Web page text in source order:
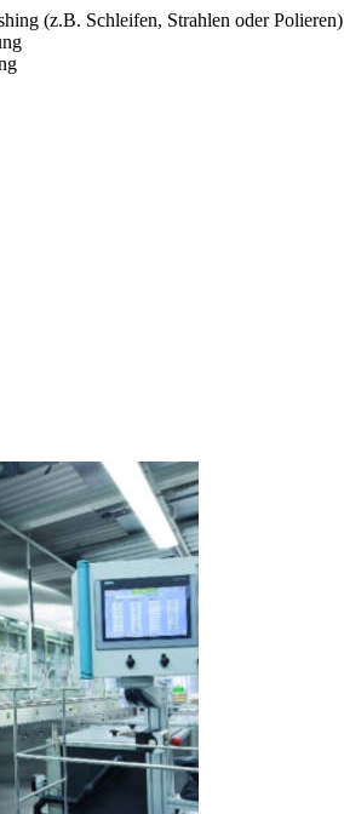
(z.B. Schleifen, Strahlen oder Polieren)